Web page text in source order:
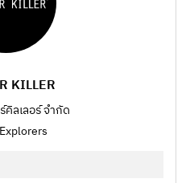
KILLER
คิลเลอร์ จำกัด